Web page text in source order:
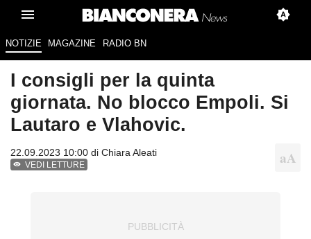
NOTIZIE MAGAZINE RADIO BN
I consigli per la quinta
giornata. No blocco Empoli. Si
Lautaro e Vlahovic.
22.09.2023 10:00 di Chiara Aleati
VEDI LETTURE